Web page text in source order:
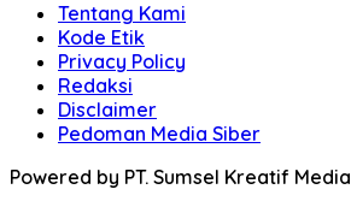
Tentang Kami
Kode Etik
Privacy Policy
Redaksi
Disclaimer
Pedoman Media Siber
Powered by PT. Sumsel Kreatif Media